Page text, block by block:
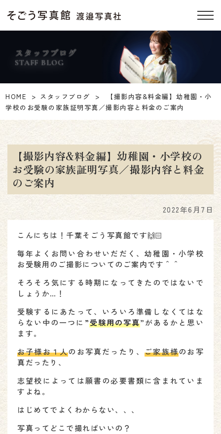
スタッフブログ
STAFF BLOG
HOME スタッフブログ
【撮影内容&料金編】幼稚園・小
学校のお受験の家族証明写真／撮影内容と料金のご案内
【撮影内容&料金編】幼稚園・小学校の
お受験の家族証明写真／撮影内容と料金
のご案内
2022年6月7日
こんにちは！千葉そごう写真館です🙌🏻
毎年よくお問い合わせいだだく、幼稚園・小学校
お受験用のご撮影についてのご案内です＾＾
そろそろ気にする時期になってきたのではないで
しょうか…！
受験するにあたって、いろいろ準備しなくてはな
らない中の一つに”受験用の写真”があるかと思い
ます。
お子様お１人のお写真だったり、ご家族様のお写
真だったり、
志望校によっては願書の必要書類に含まれていま
すよね。
はじめてでよくわからない、、、
写真ってどこで撮ればいいの？